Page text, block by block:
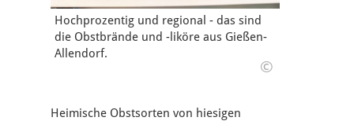
Hochprozentig und regional - das sind
die Obstbrände und -liköre aus Gießen-
Allendorf.
©
Heimische Obstsorten von hiesigen